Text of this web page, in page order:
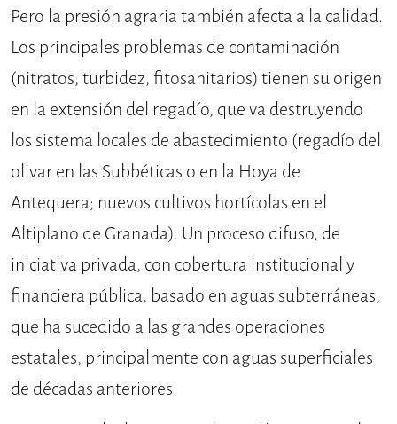
Pero la presión agraria también afecta a la calidad.
Los principales problemas de contaminación
(nitratos, turbidez, fitosanitarios) tienen su origen
en la extensión del regadío, que va destruyendo
los sistema locales de abastecimiento (regadío del
olivar en las Subbéticas o en la Hoya de
Antequera; nuevos cultivos hortícolas en el
Altiplano de Granada). Un proceso difuso, de
iniciativa privada, con cobertura institucional y
financiera pública, basado en aguas subterráneas,
que ha sucedido a las grandes operaciones
estatales, principalmente con aguas superficiales
de décadas anteriores.